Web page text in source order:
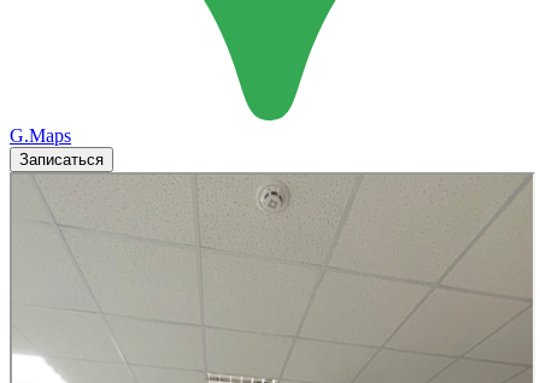
G.Maps
Записаться